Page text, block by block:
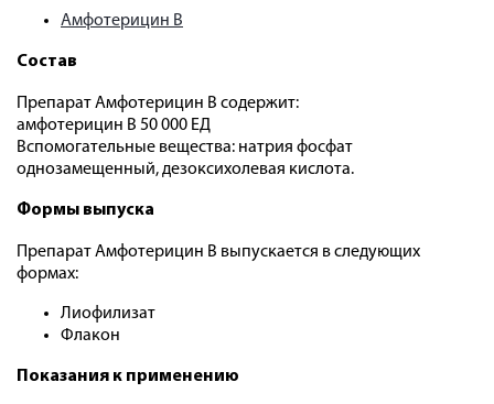
Амфотерицин В
Состав
Препарат Амфотерицин В содержит:
амфотерицин В 50 000 ЕД
Вспомогательные вещества: натрия фосфат
однозамещенный, дезоксихолевая кислота.
Формы выпуска
Препарат Амфотерицин В выпускается в следующих
формах:
Лиофилизат
Флакон
Показания к применению